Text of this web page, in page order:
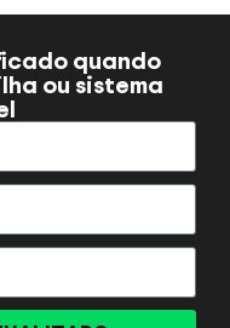
quando
ou sistema